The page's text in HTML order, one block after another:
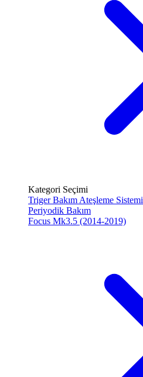
Kategori Seçimi
Triger Bakım Ateşleme Sistemi
Periyodik Bakım
Focus Mk3.5 (2014-2019)